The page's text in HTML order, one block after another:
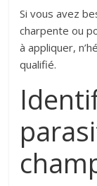
Si vous avez
charpente ou
à appliquer,
qualifié.